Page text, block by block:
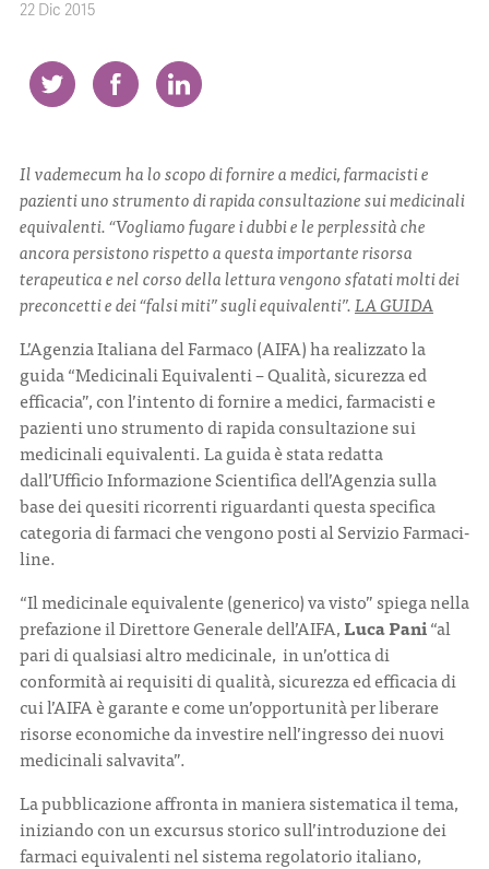
BOLLINI
NEWS
ITA ENG
22 Dic 2015
Il vademecum ha lo scopo di fornire a medici, farmacisti e
pazienti uno strumento di rapida consultazione sui medicinali
equivalenti. “Vogliamo fugare i dubbi e le perplessità che
ancora persistono rispetto a questa importante risorsa
terapeutica e nel corso della lettura vengono sfatati molti dei
preconcetti e dei “falsi miti” sugli equivalenti”.LA GUIDA
L’Agenzia Italiana del Farmaco (AIFA) ha realizzato la
guida “Medicinali Equivalenti – Qualità, sicurezza ed
efficacia”, con l’intento di fornire a medici, farmacisti e
pazienti uno strumento di rapida consultazione sui
medicinali equivalenti. La guida è stata redatta
dall’Ufficio Informazione Scientifica dell’Agenzia sulla
base dei quesiti ricorrenti riguardanti questa specifica
categoria di farmaci che vengono posti al Servizio Farmaci-
line.
“Il medicinale equivalente (generico) va visto” spiega nella
prefazione il Direttore Generale dell’AIFA,Luca Pani“al
pari di qualsiasi altro medicinale, in un’ottica di
conformità ai requisiti di qualità, sicurezza ed efficacia di
cui l’AIFA è garante e come un’opportunità per liberare
risorse economiche da investire nell’ingresso dei nuovi
medicinali salvavita”.
La pubblicazione affronta in maniera sistematica il tema,
iniziando con un excursus storico sull’introduzione dei
farmaci equivalenti nel sistema regolatorio italiano,